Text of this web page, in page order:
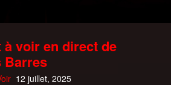
voir en direct de
Barres
12 juillet, 2025